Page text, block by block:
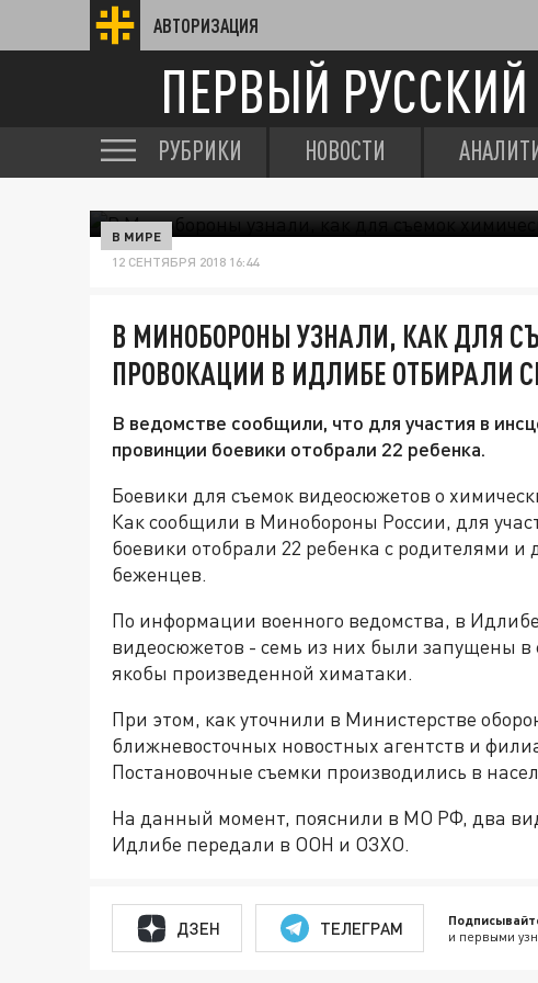
АВТОРИЗАЦИЯ
ПЕРВЫЙ РУССКИЙ
РУБРИКИ НОВОСТИ
В МИРЕ
12 СЕНТЯБРЯ 2018 16:44
В МИНОБОРОНЫ УЗНАЛИ, КАК ДЛЯ
ПРОВОКАЦИИ В ИДЛИБЕ ОТБИРАЛИ
В ведомстве сообщили, что для участия в
провинции боевики отобрали 22 ребенка.
Боевики для съемок видеосюжетов о
Как сообщили в Минобороны России, для
боевики отобрали 22 ребенка с родителями
беженцев.
По информации военного ведомства, в
видеосюжетов - семь из них были запущены в
якобы произведенной химатаки.
При этом, как уточнили в Министерстве
ближневосточных новостных агентств и
Постановочные съемки производились в
На данный момент, пояснили в МО РФ, два
Идлибе передали в ООН и ОЗХО.
ДЗЕН ТЕЛЕГРАМ и первыми